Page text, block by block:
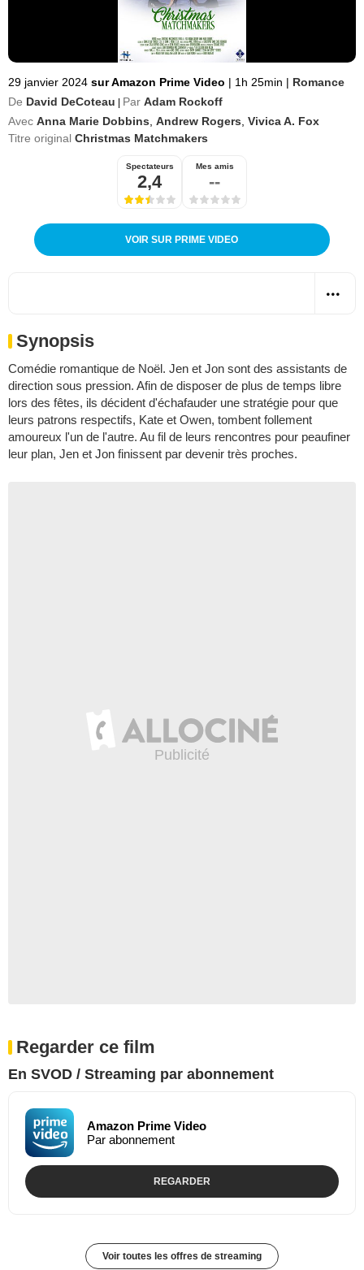
29 janvier 2024 sur Amazon Prime Video | 1h 25min | Romance
De David DeCoteau Par Adam Rockoff
Avec Anna Marie Dobbins Andrew Rogers Vivica A. Fox
Titre original Christmas Matchmakers
Spectateurs
2,4
Mes amis
--
VOIR SUR PRIME VIDEO
Synopsis
Comédie romantique de Noël. Jen et Jon sont des assistants de
direction sous pression. Afin de disposer de plus de temps libre
lors des fêtes, ils décident d'échafauder une stratégie pour que
leurs patrons respectifs, Kate et Owen, tombent follement
amoureux l'un de l'autre. Au fil de leurs rencontres pour peaufiner
leur plan, Jen et Jon finissent par devenir très proches.
Regarder ce film
En SVOD / Streaming par abonnement
Amazon Prime Video
Par abonnement
REGARDER
Voir toutes les offres de streaming